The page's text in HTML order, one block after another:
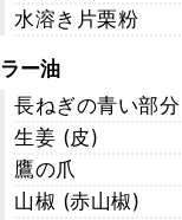
水溶き片栗粉
ラー油
長ねぎの青い部分
生姜 (皮)
鷹の爪
山椒 (赤山椒)